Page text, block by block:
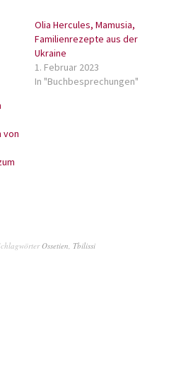
Olia Hercules, Mamusia,
Familienrezepte aus der
Ukraine
1. Februar 2023
In "Buchbesprechungen"
von
Ossetien, Tbilissi